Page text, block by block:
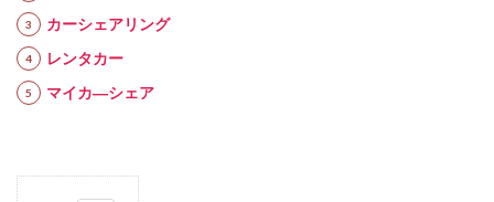
カーシェアリング
レンタカー
マイカ―シェア